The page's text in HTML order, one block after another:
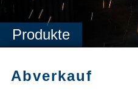
Produkte
Abverkauf